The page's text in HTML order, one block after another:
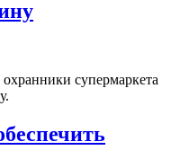
супермаркета